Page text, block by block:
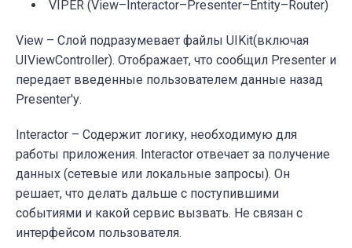
VIPER (View–Interactor–Presenter–Entity–Router)
View – Слой подразумевает файлы UIKit(включая
UIViewController). Отображает, что сообщил Presenter и
передает введенные пользователем данные назад
Presenter'у.
Interactor – Содержит логику, необходимую для
работы приложения. Interactor отвечает за получение
данных (сетевые или локальные запросы). Он
решает, что делать дальше с поступившими
событиями и какой сервис вызвать. Не связан с
интерфейсом пользователя.